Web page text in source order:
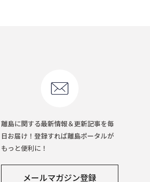
離島に関する最新情報＆更新記事を毎
日お届け！登録すれば離島ポータルが
もっと便利に！
メールマガジン登録